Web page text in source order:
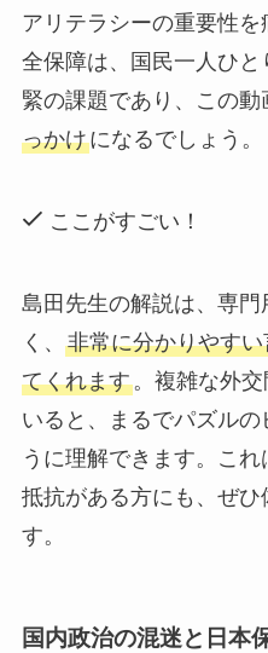
アリテラシーの重要性
全保障は、国民一人ひ
緊の課題であり、この動
っかけになるでしょう。
ここがすごい！
島田先生の解説は、専
く、 非常に分かりやす
てくれます。複雑な外
いると、まるでパズル
うに理解できます。こ
抵抗がある方にも、ぜ
す。
国内政治の混迷と日本